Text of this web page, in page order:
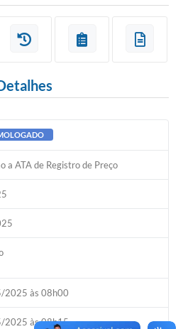
PPA - LOA -
de Serro/MG
Coletivos
a ATA de Registro de Preço
2025 às 08h00
2025 às 08h15